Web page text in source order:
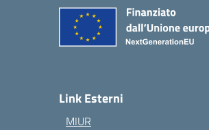
Link Esterni
MIUR